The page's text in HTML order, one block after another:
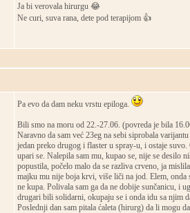
Ja bi verovala hirurgu 😂
Ne curi, suva rana, dete pod terapijom 👍
Pa evo da dam neku vrstu epiloga.
Bili smo na moru od 22.-27.06. (povreda je bila
Naravno da sam već 23eg na sebi siprobala
jedan preko drugog i flaster u spray-u, i ostaje
upari se. Nalepila sam mu, kupao se, nije se desilo
popustila, počelo malo da se razliva crveno, ja
majku mu nije boja krvi, više liči na jod. Elem,
ne kupa. Polivala sam ga da ne dobije sunčanicu, i
drugari bili solidarni, okupaju se i onda idu sa njim
Poslednji dan sam pitala ćaleta (hirurg) da li mogu